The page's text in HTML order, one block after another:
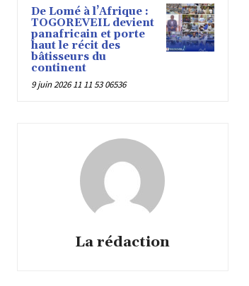
De Lomé à l’Afrique :
TOGOREVEIL devient
panafricain et porte
haut le récit des
bâtisseurs du
continent
9 juin 2026 11 11 53 06536
La rédaction